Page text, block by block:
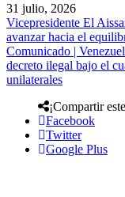
31 julio, 2026
Vicepresidente El
avanzar hacia el
Comunicado |
decreto ilegal bajo el
unilaterales
¡Compartir
Facebook
Twitter
Google Plus